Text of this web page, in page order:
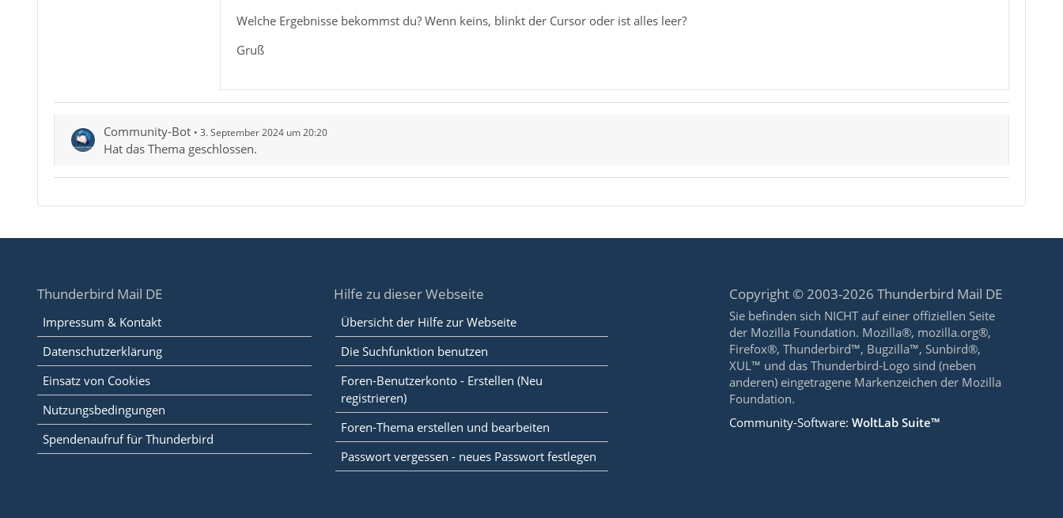
Welche Ergebnisse bekommst du? Wenn keins, blinkt der Cursor oder ist alles leer?
Gruß
Community-Bot 3. September 2024 um 20:20
Hat das Thema geschlossen.
Thunderbird Mail DE
Impressum & Kontakt
Datenschutzerklärung
Einsatz von Cookies
Nutzungsbedingungen
Spendenaufruf für Thunderbird
Hilfe zu dieser Webseite
Übersicht der Hilfe zur Webseite
Die Suchfunktion benutzen
Foren-Benutzerkonto - Erstellen (Neu
registrieren)
Foren-Thema erstellen und bearbeiten
Passwort vergessen - neues Passwort festlegen
Copyright © 2003-2026 Thunderbird Mail DE
Sie befinden sich NICHT auf einer offiziellen Seite
der Mozilla Foundation. Mozilla®, mozilla.org®,
Firefox®, Thunderbird™, Bugzilla™, Sunbird®,
XUL™ und das Thunderbird-Logo sind (neben
anderen) eingetragene Markenzeichen der Mozilla
Foundation.
Community-Software:WoltLab Suite™